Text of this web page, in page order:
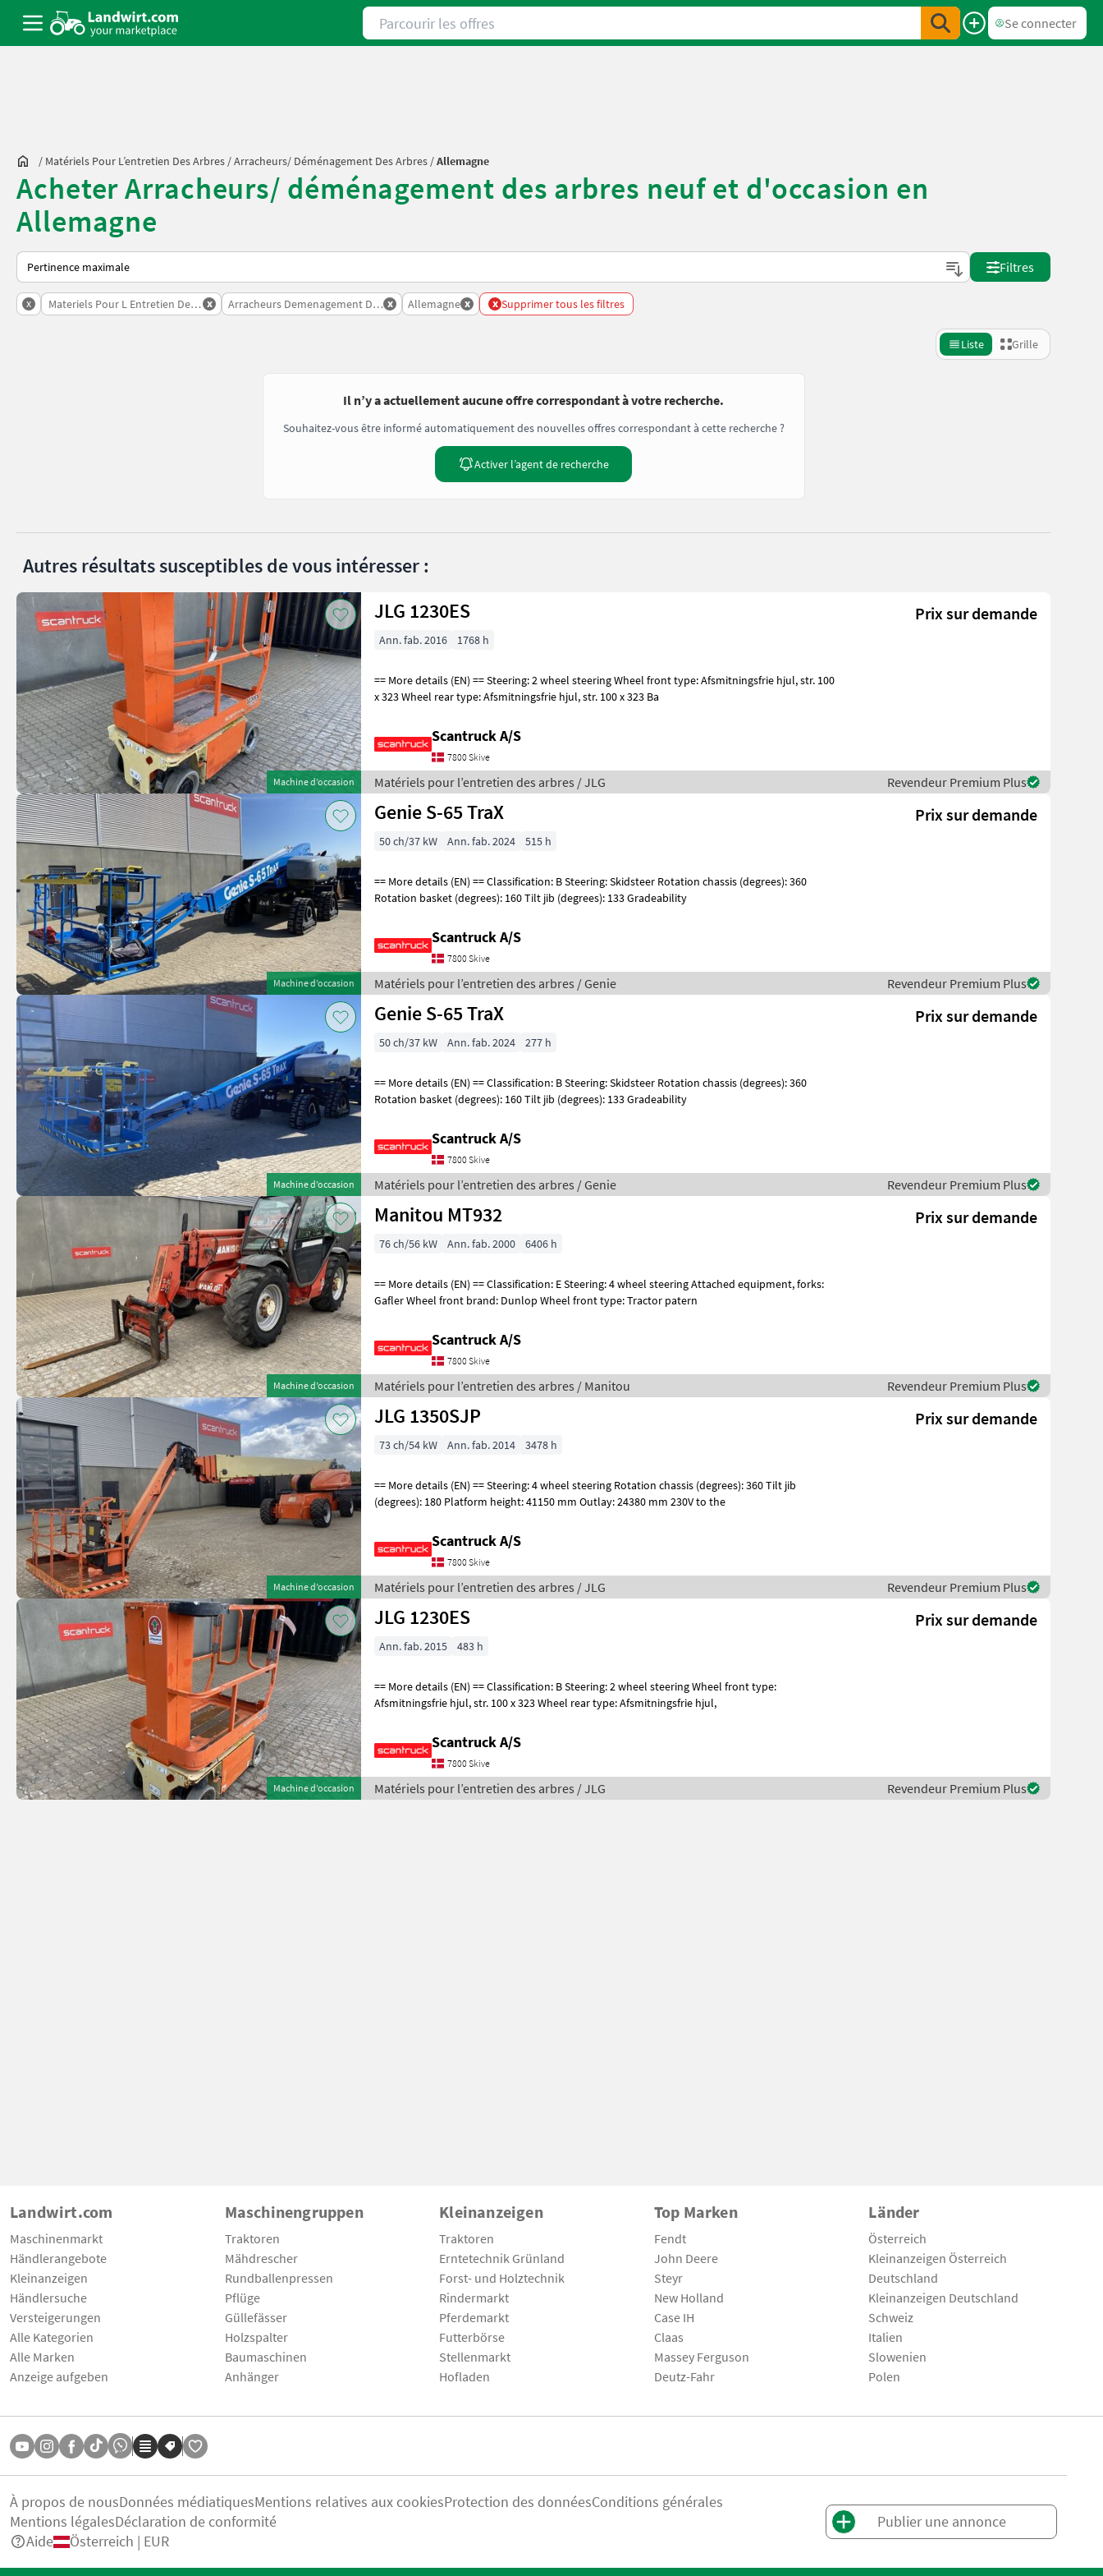
Parcourir les offres
Se connecter
/ Matériels Pour L’entretien Des Arbres /Arracheurs/ Déménagement Des Arbres /Allemagne
Acheter Arracheurs/ déménagement des arbres neuf et d'occasion en
Allemagne
Voici comment les annonces sont triées sur Landwirt.com
Filtres
x Materiels Pour L Entretien Des Arbres
x Arracheurs Demenagement Des Arbres
x Allemagne x x Supprimer tous les filtres
Liste Grille
Il n’y a actuellement aucune offre correspondant à votre recherche.
Souhaitez-vous être informé automatiquement des nouvelles offres correspondant à cette recherche ?
Activer l’agent de recherche
Autres résultats susceptibles de vous intéresser :
Machine d’occasion
JLG 1230ES Prix sur demande
Ann. fab. 2016 1768 h
== More details (EN) == Steering: 2 wheel steering Wheel front type: Afsmitningsfrie hjul, str. 100
x 323 Wheel rear type: Afsmitningsfrie hjul, str. 100 x 323 Ba
Scantruck A/S
7800 Skive
Matériels pour l’entretien des arbres / JLG Revendeur Premium Plus
Machine d’occasion
Genie S-65 TraX Prix sur demande
50 ch/37 kW Ann. fab. 2024 515 h
== More details (EN) == Classification: B Steering: Skidsteer Rotation chassis (degrees): 360
Rotation basket (degrees): 160 Tilt jib (degrees): 133 Gradeability
Scantruck A/S
7800 Skive
Matériels pour l’entretien des arbres / Genie Revendeur Premium Plus
Machine d’occasion
Genie S-65 TraX Prix sur demande
50 ch/37 kW Ann. fab. 2024 277 h
== More details (EN) == Classification: B Steering: Skidsteer Rotation chassis (degrees): 360
Rotation basket (degrees): 160 Tilt jib (degrees): 133 Gradeability
Scantruck A/S
7800 Skive
Matériels pour l’entretien des arbres / Genie Revendeur Premium Plus
Machine d’occasion
Manitou MT932 Prix sur demande
76 ch/56 kW Ann. fab. 2000 6406 h
== More details (EN) == Classification: E Steering: 4 wheel steering Attached equipment, forks:
Gafler Wheel front brand: Dunlop Wheel front type: Tractor patern
Scantruck A/S
7800 Skive
Matériels pour l’entretien des arbres / Manitou Revendeur Premium Plus
Machine d’occasion
JLG 1350SJP Prix sur demande
73 ch/54 kW Ann. fab. 2014 3478 h
== More details (EN) == Steering: 4 wheel steering Rotation chassis (degrees): 360 Tilt jib
(degrees): 180 Platform height: 41150 mm Outlay: 24380 mm 230V to the
Scantruck A/S
7800 Skive
Matériels pour l’entretien des arbres / JLG Revendeur Premium Plus
Machine d’occasion
JLG 1230ES Prix sur demande
Ann. fab. 2015 483 h
== More details (EN) == Classification: B Steering: 2 wheel steering Wheel front type:
Afsmitningsfrie hjul, str. 100 x 323 Wheel rear type: Afsmitningsfrie hjul,
Scantruck A/S
7800 Skive
Matériels pour l’entretien des arbres / JLG Revendeur Premium Plus
Landwirt.com
Maschinenmarkt
Händlerangebote
Kleinanzeigen
Händlersuche
Versteigerungen
Alle Kategorien
Alle Marken
Anzeige aufgeben
Maschinengruppen
Traktoren
Mähdrescher
Rundballenpressen
Pflüge
Güllefässer
Holzspalter
Baumaschinen
Anhänger
Kleinanzeigen
Traktoren
Erntetechnik Grünland
Forst- und Holztechnik
Rindermarkt
Pferdemarkt
Futterbörse
Stellenmarkt
Hofladen
Top Marken
Fendt
John Deere
Steyr
New Holland
Case IH
Claas
Massey Ferguson
Deutz-Fahr
Länder
Österreich
Kleinanzeigen Österreich
Deutschland
Kleinanzeigen Deutschland
Schweiz
Italien
Slowenien
Polen
À propos de nousDonnées médiatiquesMentions relatives aux cookiesProtection des donnéesConditions générales
Mentions légalesDéclaration de conformité
Aide
Österreich | EUR
Publier une annonce